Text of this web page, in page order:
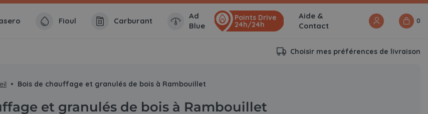
Fioul Carburant
Ad
Blue
Points Drive
24h/24h
Aide &
Contact
0
Choisir mes préférences de livraison
Bois de chauffage et granulés de bois à Rambouillet
et granulés de bois à Rambouillet